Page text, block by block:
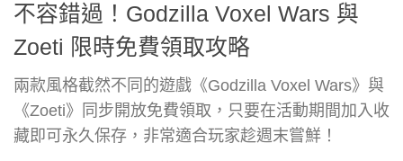
不容錯過！Godzilla Voxel Wars 與
Zoeti 限時免費領取攻略
兩款風格截然不同的遊戲《Godzilla Voxel Wars》與
《Zoeti》同步開放免費領取，只要在活動期間加入收
藏即可永久保存，非常適合玩家趁週末嘗鮮！